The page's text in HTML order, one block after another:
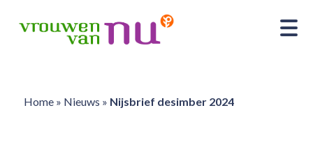
Home» Nieuws » Nijsbrief desimber 2024